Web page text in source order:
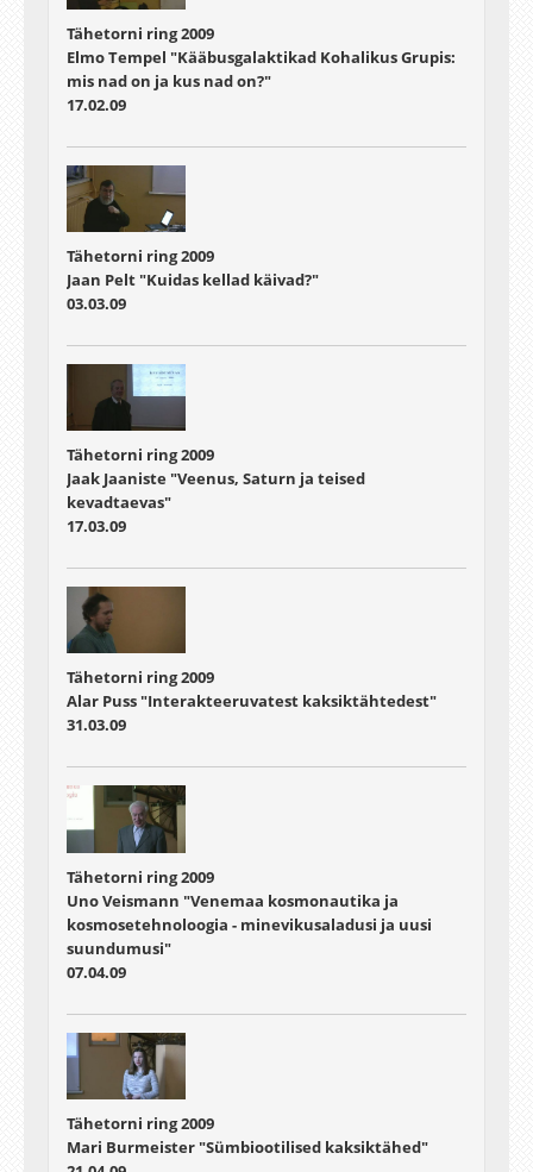
Tähetorni ring 2009
Elmo Tempel "Kääbusgalaktikad Kohalikus Grupis:
mis nad on ja kus nad on?"
17.02.09
Tähetorni ring 2009
Jaan Pelt "Kuidas kellad käivad?"
03.03.09
Tähetorni ring 2009
Jaak Jaaniste "Veenus, Saturn ja teised
kevadtaevas"
17.03.09
Tähetorni ring 2009
Alar Puss "Interakteeruvatest kaksiktähtedest"
31.03.09
Tähetorni ring 2009
Uno Veismann "Venemaa kosmonautika ja
kosmosetehnoloogia - minevikusaladusi ja uusi
suundumusi"
07.04.09
Tähetorni ring 2009
Mari Burmeister "Sümbiootilised kaksiktähed"